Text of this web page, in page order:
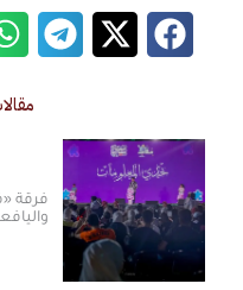
مقالات ذات صلة
فرقة «فنون» تقدم
واليافعين في